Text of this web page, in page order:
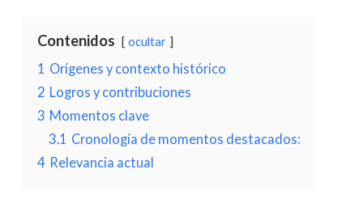
Contenidos ocultar
1 Orígenes y contexto histórico
2 Logros y contribuciones
3 Momentos clave
3.1 Cronología de momentos destacados:
4 Relevancia actual